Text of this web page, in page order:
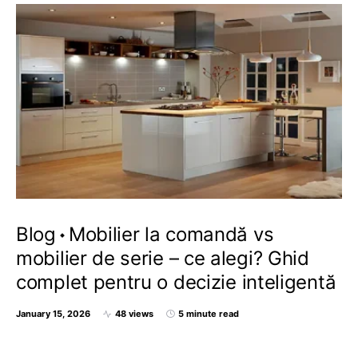
Blog
Mobilier la comandă vs
mobilier de serie – ce alegi? Ghid
complet pentru o decizie inteligentă
January 15, 2026 48 views 5 minute read